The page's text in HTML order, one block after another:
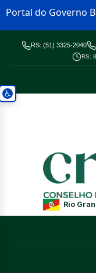
Portal do Governo
RS: (51) 3325-2040
RS:
Rio